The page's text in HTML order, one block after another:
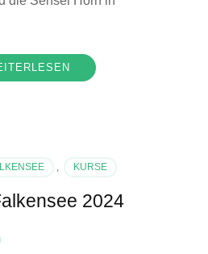
, KURSE
2024